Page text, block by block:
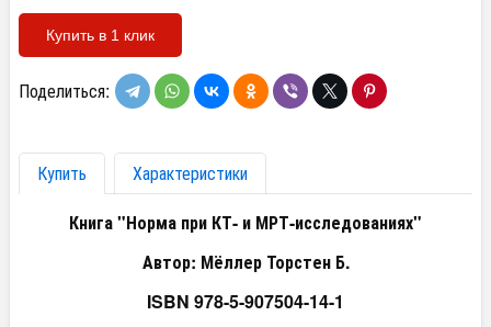
Купить в 1 клик
Поделиться:
Купить
Характеристики
Книга "Норма при КТ- и МРТ-исследованиях"
Автор: Мёллер Торстен Б.
ISBN 978-5-907504-14-1